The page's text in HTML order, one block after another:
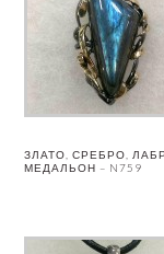
ЗЛАТО, СРЕБРО,
МЕДАЛЬОН – N759